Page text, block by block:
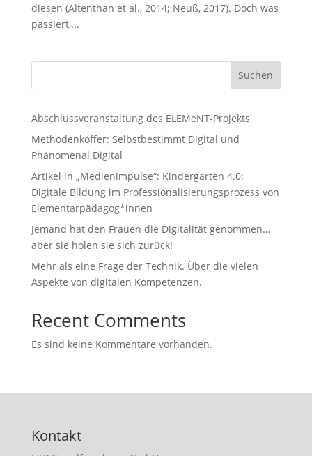
diesen (Altenthan et al., 2014; Neuß, 2017). Doch was
passiert,...
Suchen
Abschlussveranstaltung des ELEMeNT-Projekts
Methodenkoffer: Selbstbestimmt Digital und
Phänomenal Digital
Artikel in „Medienimpulse“: Kindergarten 4.0:
Digitale Bildung im Professionalisierungsprozess von
Elementarpädagog*innen
Jemand hat den Frauen die Digitalität genommen…
aber sie holen sie sich zurück!
Mehr als eine Frage der Technik. Über die vielen
Aspekte von digitalen Kompetenzen.
Recent Comments
Es sind keine Kommentare vorhanden.
Kontakt